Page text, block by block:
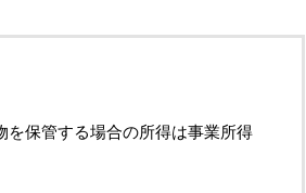
を保管する場合の所得は事業所得